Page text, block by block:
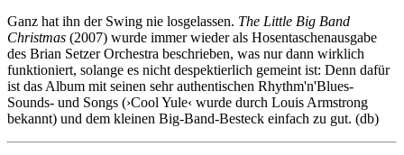
Ganz hat ihn der Swing nie losgelassen. The Little Big Band
Christmas (2007) wurde immer wieder als Hosentaschenausgabe
des Brian Setzer Orchestra beschrieben, was nur dann wirklich
funktioniert, solange es nicht despektierlich gemeint ist: Denn dafür
ist das Album mit seinen sehr authentischen Rhythm'n'Blues-
Sounds- und Songs (›Cool Yule‹ wurde durch Louis Armstrong
bekannt) und dem kleinen Big-Band-Besteck einfach zu gut. (db)